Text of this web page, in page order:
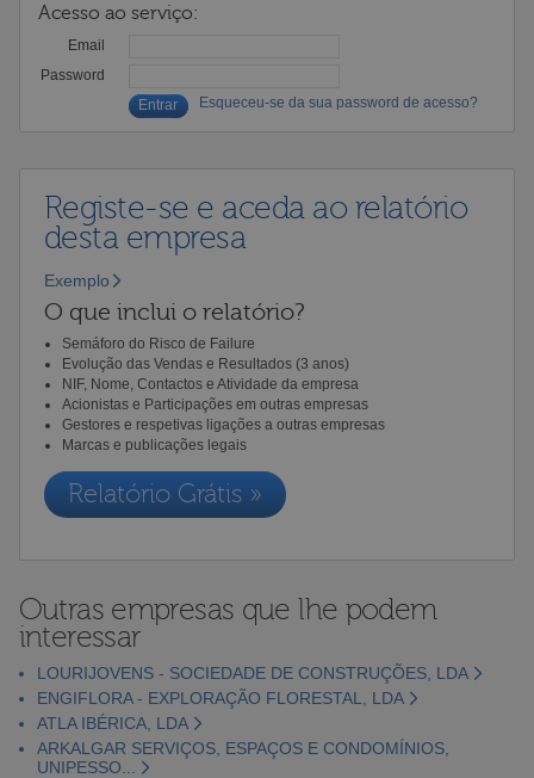
Acesso ao serviço:
Email
Password
Esqueceu-se da sua password de acesso?
Registe-se e aceda ao relatório
desta empresa
Exemplo
O que inclui o relatório?
Semáforo do Risco de Failure
Evolução das Vendas e Resultados (3 anos)
NIF, Nome, Contactos e Atividade da empresa
Acionistas e Participações em outras empresas
Gestores e respetivas ligações a outras empresas
Marcas e publicações legais
Relatório Grátis »
Outras empresas que lhe podem
interessar
LOURIJOVENS - SOCIEDADE DE CONSTRUÇÕES, LDA
ENGIFLORA - EXPLORAÇÃO FLORESTAL, LDA
ATLA IBÉRICA, LDA
ARKALGAR SERVIÇOS, ESPAÇOS E CONDOMÍNIOS,
UNIPESSO...